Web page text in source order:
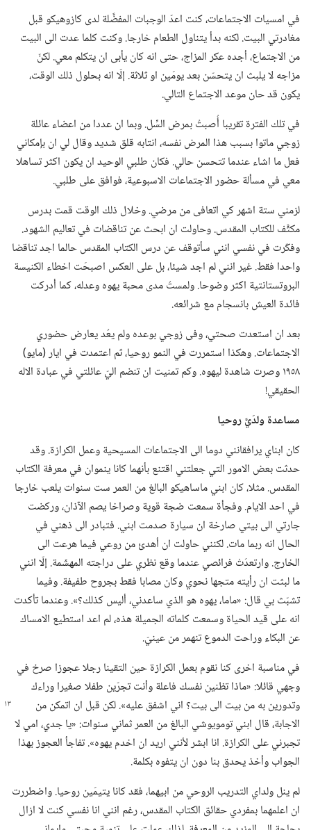
في امسيات الاجتماعات،‏ كنت اعدّ الوجبات المفضَّلة لدى كازوهيكو قبل
مغادرتي البيت.‏ لكنه بدأ يتناول الطعام خارجا.‏ وكنت كلما عدت الى البيت
من الاجتماع،‏ أجده عكر المزاج،‏ حتى انه كان يأبى ان يتكلم معي.‏ لكنّ
مزاجه لا يلبث ان يتحسّن بعد يومَين او ثلاثة.‏ إلّا انه بحلول ذلك الوقت،‏
يكون قد حان موعد الاجتماع التالي.‏
في تلك الفترة تقريبا أُصبتُ بمرض السِّل.‏ وبما ان عددا من اعضاء عائلة
زوجي ماتوا بسبب هذا المرض نفسه،‏ انتابه قلق شديد وقال لي ان بإمكاني
فعل ما اشاء عندما تتحسن حالي.‏ فكان طلبي الوحيد ان يكون اكثر تساهلا
معي في مسألة حضور الاجتماعات الاسبوعية،‏ فوافق على طلبي.‏
لزمني ستة اشهر كي اتعافى من مرضي.‏ وخلال ذلك الوقت قمت بدرس
مكثَّف للكتاب المقدس.‏ وحاولت ان ابحث عن تناقضات في تعاليم الشهود.‏
وفكّرت في نفسي انني سأتوقف عن درس الكتاب المقدس حالما اجد تناقضا
واحدا فقط.‏ غير انني لم اجد شيئا،‏ بل على العكس اصبحَت اخطاء الكنيسة
البروتستانتية اكثر وضوحا.‏ ولمستُ مدى محبة يهوه وعدله،‏ كما أدركت
فائدة العيش بانسجام مع شرائعه.‏
بعد ان استعدت صحتي،‏ وفى زوجي بوعده ولم يعُد يعارض حضوري
الاجتماعات.‏ وهكذا استمررت في النمو روحيا،‏ ثم اعتمدت في ايار (‏مايو)‏
١٩٥٨ وصرت شاهدة ليهوه.‏ وكم تمنيت ان تنضم اليّ عائلتي في عبادة الاله
الحقيقي!‏
مساعدة ولدَيَّ روحيا
كان ابناي يرافقانني دوما الى الاجتماعات المسيحية وعمل الكرازة.‏ وقد
حدثت بعض الامور التي جعلتني اقتنع بأنهما كانا ينموان في معرفة الكتاب
المقدس.‏ مثلا،‏ كان ابني ماساهيكو البالغ من العمر ست سنوات يلعب خارجا
في احد الايام.‏ وفجأة سمعت ضجة قوية وصراخا يصم الآذان،‏ وركضت
جارتي الى بيتي صارخة ان سيارة صدمت ابني.‏ فتبادر الى ذهني في
الحال انه ربما مات.‏ لكنني حاولت ان أهدئ من روعي فيما هرعت الى
الخارج.‏ وارتعدَتْ فرائصي عندما وقع نظري على دراجته المهشّمة.‏ إلّا انني
ما لبثت ان رأيته متجها نحوي وكان مصابا فقط بجروح طفيفة.‏ وفيما
تشبّث بي قال:‏ «ماما،‏ يهوه هو الذي ساعدني،‏ أليس كذلك؟‏».‏ وعندما تأكدت
انه على قيد الحياة وسمعت كلماته الجميلة هذه،‏ لم اعد استطيع الامساك
عن البكاء وراحت الدموع تنهمر من عينيّ.‏
في مناسبة اخرى كنا نقوم بعمل الكرازة حين التقينا رجلا عجوزا صرخ في
وجهي قائلا:‏ «ماذا تظنين نفسك فاعلة وأنت تجرّين طفلا صغيرا وراءك
وتدورين به منبيت الى بيت؟‏ اني اشفق عليه».‏ لكن قبل ان اتمكن من
الاجابة،‏ قال ابني تومويوشي البالغ من العمر ثماني سنوات:‏ «يا جدي،‏ امي لا
تجبرني على الكرازة.‏ انا ابشر لأنني اريد ان اخدم يهوه».‏ تفاجأ العجوز بهذا
الجواب وأخذ يحدق بنا دون ان يتفوه بكلمة.‏
لم ينل ولداي التدريب الروحي من ابيهما،‏ فقد كانا يتيمَين روحيا.‏ واضطررت
ان اعلمهما بمفردي حقائق الكتاب المقدس،‏ رغم انني انا نفسي كنت لا ازال